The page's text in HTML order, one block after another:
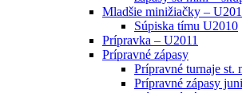
Mladšie minižiačky –
Súpiska tímu U2010
Prípravka – U2011
Prípravné zápasy
Prípravné turnaje st.
Prípravné zápasy